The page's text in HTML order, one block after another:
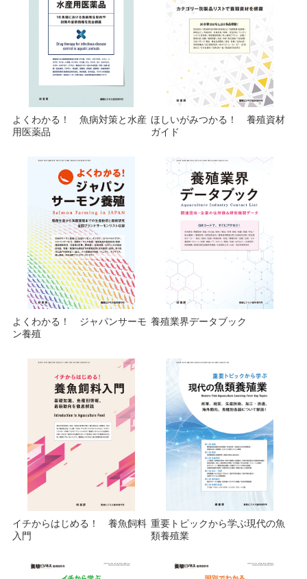
よくわかる！ 魚病対策と水産
用医薬品
ほしいがみつかる！ 養殖資材
ガイド
よくわかる！ ジャパンサーモ
ン養殖
養殖業界データブック
イチからはじめる！ 養魚飼料
入門
重要トピックから学ぶ現代の魚
類養殖業